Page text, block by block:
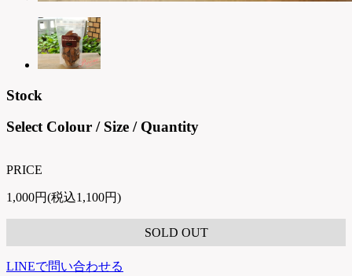
Stock
Select Colour / Size / Quantity
PRICE
1,000円(税込1,100円)
SOLD OUT
LINEで問い合わせる